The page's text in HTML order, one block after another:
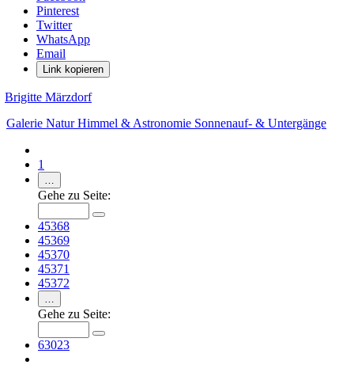
Pinterest
Twitter
WhatsApp
Email
Link kopieren
Brigitte Märzdorf
Galerie NaturHimmel & Astronomie Sonnenauf- & Untergänge
1
…
Gehe zu Seite:
45368
45369
45370
45371
45372
…
Gehe zu Seite:
63023